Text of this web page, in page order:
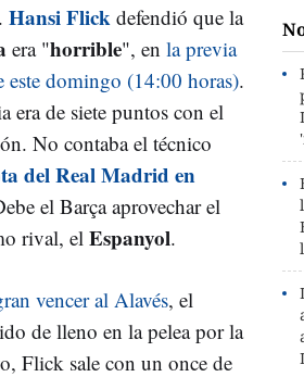
Hansi Flick defendió que la
era "horrible", en la previa
este domingo (14:00 horas).
era de siete puntos con el
No contaba el técnico
del Real Madrid en
el Barça aprovechar el
rival, el Espanyol.
vencer al Alavés, el
de lleno en la pelea por la
Flick sale con un once de